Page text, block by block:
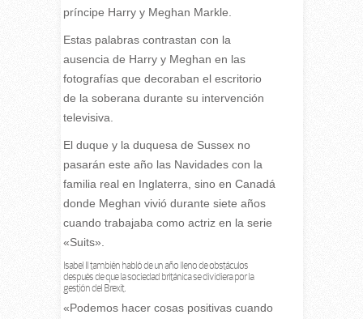
príncipe Harry y Meghan Markle.
Estas palabras contrastan con la
ausencia de Harry y Meghan en las
fotografías que decoraban el escritorio
de la soberana durante su intervención
televisiva.
El duque y la duquesa de Sussex no
pasarán este año las Navidades con la
familia real en Inglaterra, sino en Canadá
donde Meghan vivió durante siete años
cuando trabajaba como actriz en la serie
«Suits».
Isabel II también habló de un año lleno de obstáculos
después de que la sociedad británica se dividiera por la
gestión del Brexit.
«Podemos hacer cosas positivas cuando